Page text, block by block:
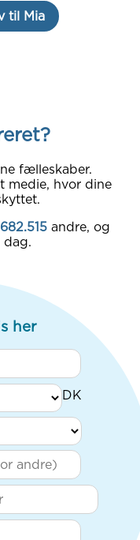
til Mia
fælleskaber.
medie, hvor dine
682.515 andre, og
her